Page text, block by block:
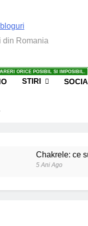
din Romania
ORICE POSIBIL SI IMPOSIBIL.
STIRI
Chakrele: ce
5 Ani Ago
6 Ani Ago